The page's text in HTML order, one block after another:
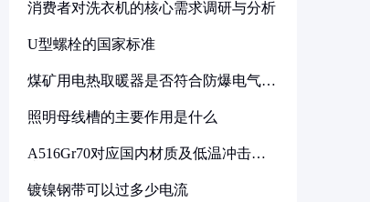
消费者对洗衣机的核心需求调研与分析
U型螺栓的国家标准
煤矿用电热取暖器是否符合防爆电气设
照明母线槽的主要作用是什么
A516Gr70对应国内材质及低温冲击要
镀镍钢带可以过多少电流